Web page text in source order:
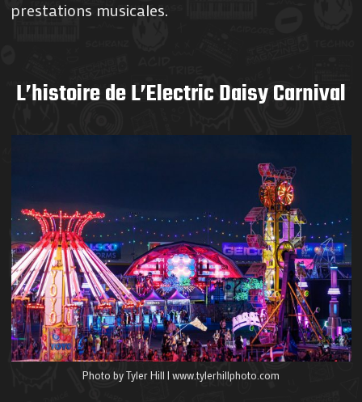
prestations musicales.
L’histoire de L’Electric Daisy Carnival
Photo by Tyler Hill | www.tylerhillphoto.com